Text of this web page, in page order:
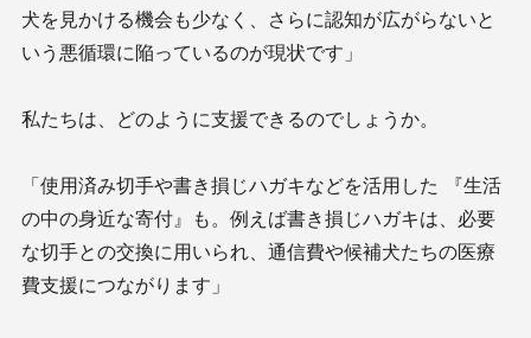
犬を見かける機会も少なく、さらに認知が広がらないと
いう悪循環に陥っているのが現状です」
私たちは、どのように支援できるのでしょうか。
「使用済み切手や書き損じハガキなどを活用した 『生活
の中の身近な寄付』も。例えば書き損じハガキは、必要
な切手との交換に用いられ、通信費や候補犬たちの医療
費支援につながります」